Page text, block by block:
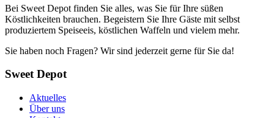
Bei Sweet Depot finden Sie alles, was Sie für Ihre süßen
Köstlichkeiten brauchen. Begeistern Sie Ihre Gäste mit selbst
produziertem Speiseeis, köstlichen Waffeln und vielem mehr.
Sie haben noch Fragen? Wir sind jederzeit gerne für Sie da!
Sweet Depot
Aktuelles
Über uns